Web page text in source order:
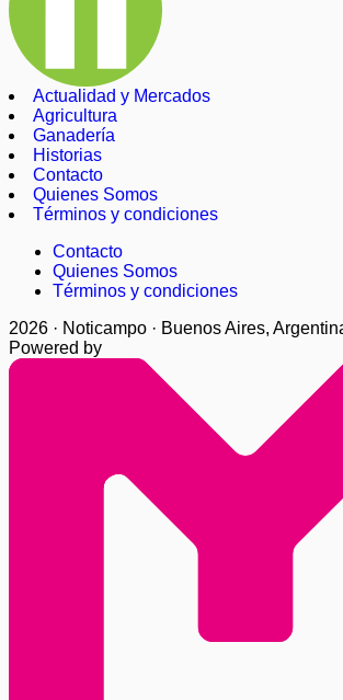
Actualidad y Mercados
Agricultura
Ganadería
Historias
Contacto
Quienes Somos
Términos y condiciones
Contacto
Quienes Somos
Términos y condiciones
2026 · Noticampo · Buenos Aires,
Powered by